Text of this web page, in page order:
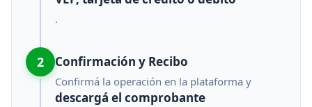
.
2 Confirmación y Recibo
Confirmá la operación en la plataforma y
descargá el comprobante